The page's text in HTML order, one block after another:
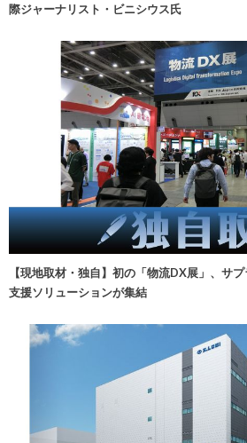
際ジャーナリスト・ビニシウス氏
【現地取材・独自】初の「物流DX展」、サ
支援ソリューションが集結